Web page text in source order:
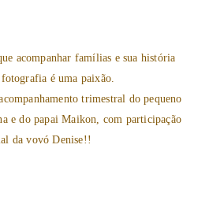
acompanhar famílias e sua história
é uma paixão.
trimestral do pequeno
e do papai Maikon, com participação
da vovó Denise!!